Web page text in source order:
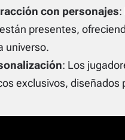
con personajes:
presentes,
universo.
: Los
exclusivos, diseñados